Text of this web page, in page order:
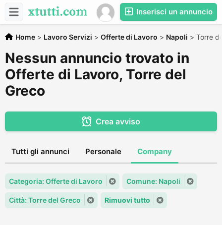
Inserisci un annuncio
Home > Lavoro Servizi > Offerte di Lavoro > Napoli > Torre
Nessun annuncio trovato in
Offerte di Lavoro, Torre del
Greco
Crea avviso
Tutti gli annunci Personale Company
Categoria: Offerte di Lavoro Comune: Napoli
Città: Torre del Greco Rimuovi tutto